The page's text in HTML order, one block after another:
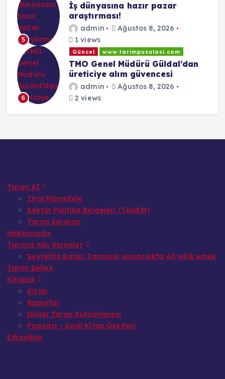
5
İş dünyasına hazır pazar
araştırması!
admin
Ağustos 8, 2026
1 views
6
Güncel www.tarimpusulasi.com
TMO Genel Müdürü Güldal’dan
üreticiye alım güvencesi
admin
Ağustos 8, 2026
2 views
Tarım AI
Zirai Mücadele
Sektör Politika Belgeleri (TAGEM)
Tarım Şûraları
Hakkımızda
Tarıma Yön Verenler
Seyfettin Batal: Tarımsal yayıncılıkta 40 yıllık emek
Tarım Bellek
Kitaplık
Kitap
Raporlar
Dijital Tarım Kütüphanesi
Podcast – Sesli Kitap Özetleri
Etkinlikler